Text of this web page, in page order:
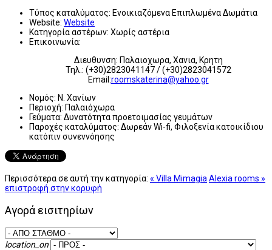
Τύπος καταλύματος: Ενοικιαζόμενα Επιπλωμένα Δωμάτια
Website: Website
Κατηγορία αστέρων: Χωρίς αστέρια
Επικοινωνία:
Διευθυνση: Παλαιοχωρα, Χανια, Κρητη
Τηλ.: (+30)2823041147 / (+30)2823041572
Email:roomskaterina@yahoo.gr
Νομός: Ν. Χανίων
Περιοχή: Παλαιόχωρα
Γεύματα: Δυνατότητα προετοιμασίας γευμάτων
Παροχές καταλύματος: Δωρεάν Wi-fi, Φιλοξενία κατοικίδιου
κατόπιν συνεννόησης
Περισσότερα σε αυτή την κατηγορία: « Villa Mimagia Alexia rooms »
επιστροφή στην κορυφή
Αγορά εισιτηρίων
location_on